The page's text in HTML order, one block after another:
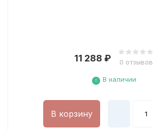
11 288 ₽ 0 отзывов
В наличии
В корзину